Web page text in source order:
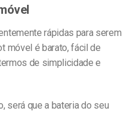
rápidas para serem
móvel é barato, fácil de
de simplicidade e
será que a bateria do seu